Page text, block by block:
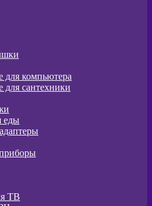
компьютера
сантехники
еды
ТВ